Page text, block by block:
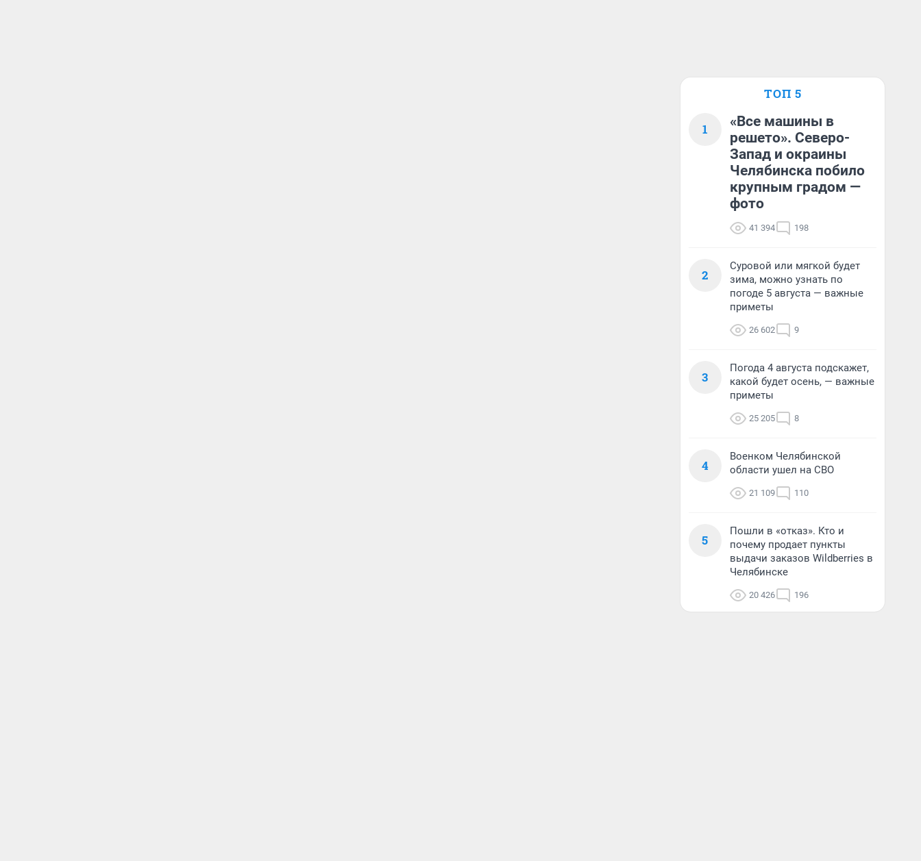
ТОП 5
1
«Все машины в
решето». Северо-
Запад и окраины
Челябинска побило
крупным градом —
фото
41 394 198
2
Суровой или мягкой будет
зима, можно узнать по
погоде 5 августа — важные
приметы
26 602 9
3
Погода 4 августа подскажет,
какой будет осень, — важные
приметы
25 205 8
4
Военком Челябинской
области ушел на СВО
21 109 110
5
Пошли в «отказ». Кто и
почему продает пункты
выдачи заказов Wildberries в
Челябинске
20 426 196